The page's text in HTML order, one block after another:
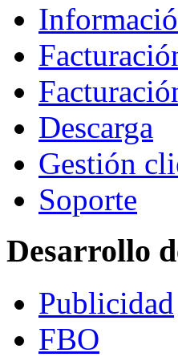
Descarga
Gestión
Soporte
Desarrollo
Publicidad
FBO